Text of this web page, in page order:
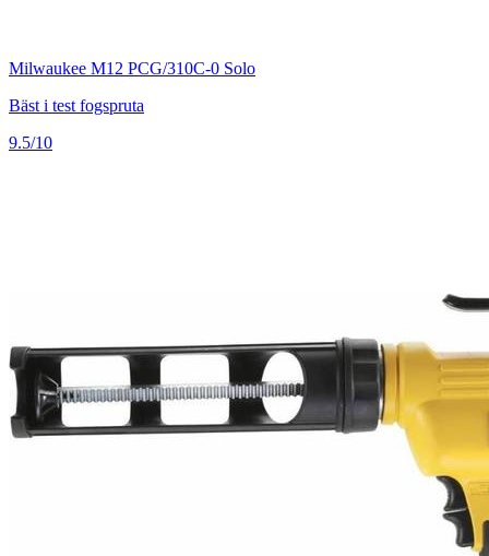
Milwaukee M12 PCG/310C-0 Solo
Bäst i test fogspruta
9.5/10